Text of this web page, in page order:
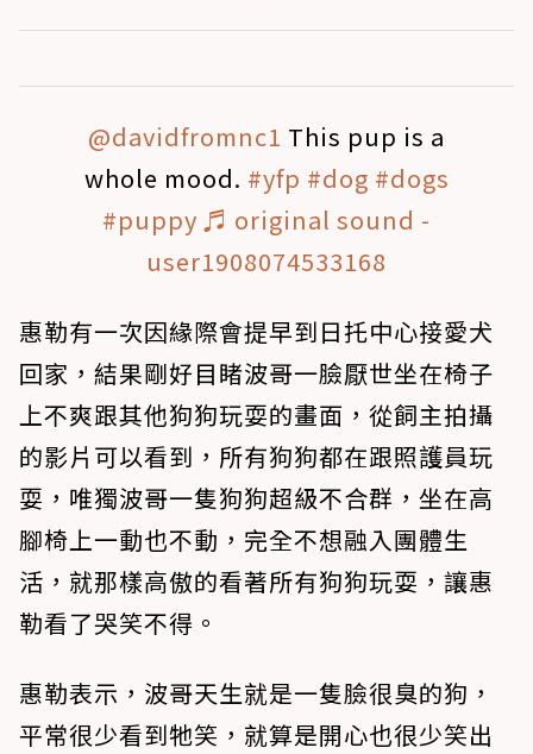
@davidfromnc1 This pup is a
whole mood. #yfp #dog #dogs
#puppy ♬ original sound -
user1908074533168
惠勒有一次因緣際會提早到日托中心接愛犬
回家，結果剛好目睹波哥一臉厭世坐在椅子
上不爽跟其他狗狗玩耍的畫面，從飼主拍攝
的影片可以看到，所有狗狗都在跟照護員玩
耍，唯獨波哥一隻狗狗超級不合群，坐在高
腳椅上一動也不動，完全不想融入團體生
活，就那樣高傲的看著所有狗狗玩耍，讓惠
勒看了哭笑不得。
惠勒表示，波哥天生就是一隻臉很臭的狗，
平常很少看到牠笑，就算是開心也很少笑出